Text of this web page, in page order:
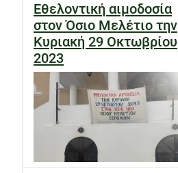
Εθελοντική αιμοδοσία
στον Όσιο Μελέτιο την
Κυριακή 29 Οκτωβρίου
2023